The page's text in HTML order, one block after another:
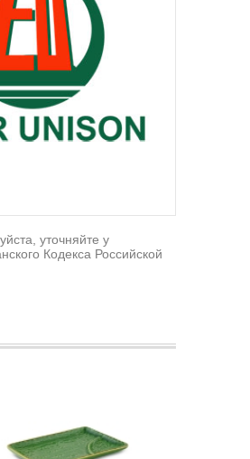
уточняйте у
Кодекса Российской